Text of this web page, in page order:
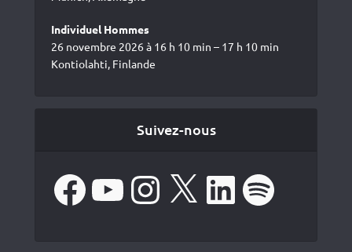
Individuel Hommes
26 novembre 2026 à 16 h 10 min – 17 h 10 min
Kontiolahti, Finlande
Suivez-nous
FacebookYouTube Instagram LinkedIn Spotify